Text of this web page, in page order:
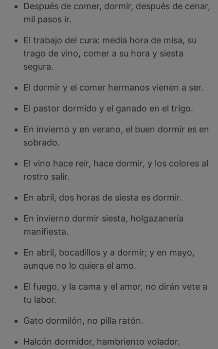
Después de comer, dormir, después de cenar,
mil pasos ir.
El trabajo del cura: media hora de misa, su
trago de vino, comer a su hora y siesta
segura.
El dormir y el comer hermanos vienen a ser.
El pastor dormido y el ganado en el trigo.
En invierno y en verano, el buen dormir es en
sobrado.
El vino hace reír, hace dormir, y los colores al
rostro salir.
En abril, dos horas de siesta es dormir.
En invierno dormir siesta, holgazanería
manifiesta.
En abril, bocadillos y a dormir; y en mayo,
aunque no lo quiera el amo.
El fuego, y la cama y el amor, no dirán vete a
tu labor.
Gato dormilón, no pilla ratón.
Halcón dormidor, hambriento volador.